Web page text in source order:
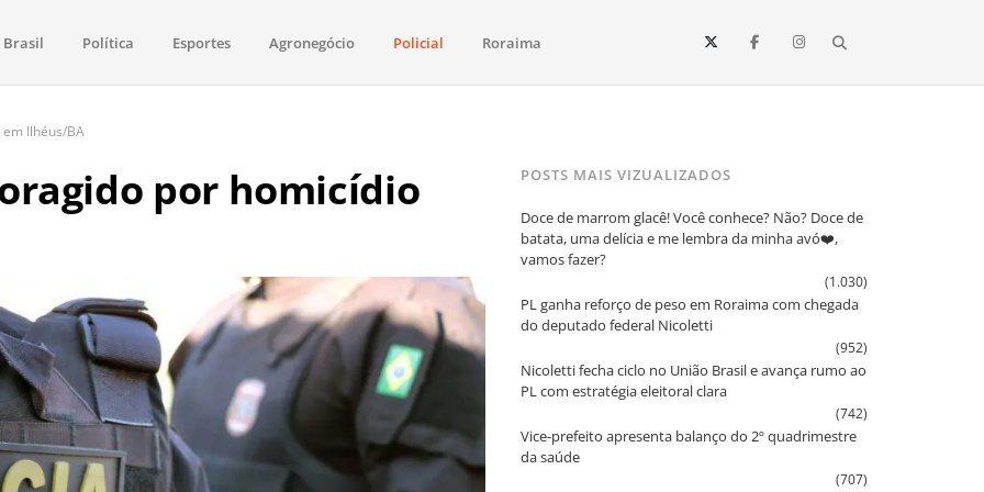
saúde, esportes, economia e os principais acontecimentos de Boa Vista e todo o estado de Roraima. Fique sempre informado
Brasil Política Esportes Agronegócio Policial Roraima
Ilhéus/BA
por homicídio
POSTS MAIS VIZUALIZADOS
Doce de marrom glacê! Você conhece? Não? Doce de
batata, uma delícia e me lembra da minha avó❤️,
vamos fazer?
(1.030)
PL ganha reforço de peso em Roraima com chegada
do deputado federal Nicoletti
(952)
Nicoletti fecha ciclo no União Brasil e avança rumo ao
PL com estratégia eleitoral clara
(742)
Vice‑prefeito apresenta balanço do 2º quadrimestre
da saúde
(707)